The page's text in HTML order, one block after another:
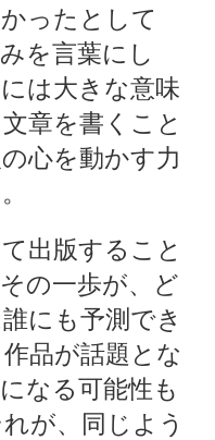
ったとして
を言葉にし
は大きな意味
章を書くこと
心を動かす力
出版すること
の一歩が、ど
にも予測でき
品が話題とな
なる可能性も
が、同じよう